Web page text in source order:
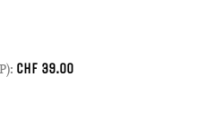
CHF 39.00